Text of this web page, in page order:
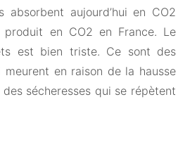
absorbent aujourd’hui en CO2
en CO2 en France. Le
est bien triste. Ce sont des
meurent en raison de la hausse
sécheresses qui se répètent